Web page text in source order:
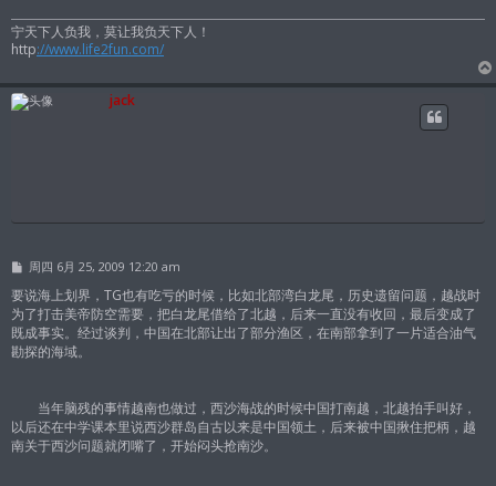
宁天下人负我，莫让我负天下人！
http://www.life2fun.com/
jack
帖
周四 6月 25, 2009 12:20 am
要说海上划界，TG也有吃亏的时候，比如北部湾白龙尾，历史遗留问题，越战时
为了打击美帝防空需要，把白龙尾借给了北越，后来一直没有收回，最后变成了
既成事实。经过谈判，中国在北部让出了部分渔区，在南部拿到了一片适合油气
勘探的海域。
当年脑残的事情越南也做过，西沙海战的时候中国打南越，北越拍手叫好，
以后还在中学课本里说西沙群岛自古以来是中国领土，后来被中国揪住把柄，越
南关于西沙问题就闭嘴了，开始闷头抢南沙。